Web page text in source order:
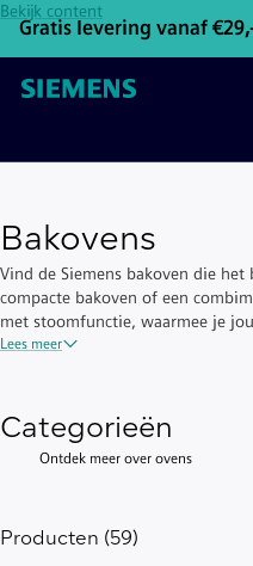
Bekijk content
Gratis levering vanaf
Bakovens
Vind de Siemens bakoven die
compacte bakoven of een
met stoomfunctie, waarmee je
kan koken. De bakovens kun je
juiste instellingen naar jouw
verwarmingsproces. Ontdek welk
en bestel direct.
Lees meer
Categorieën
Ontdek meer over ovens
Producten (59)